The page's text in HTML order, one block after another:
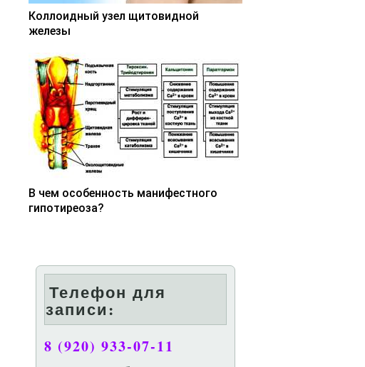
Коллоидный узел щитовидной
железы
В чем особенность манифестного
гипотиреоза?
Телефон для
записи:
8 (920) 933-07-11